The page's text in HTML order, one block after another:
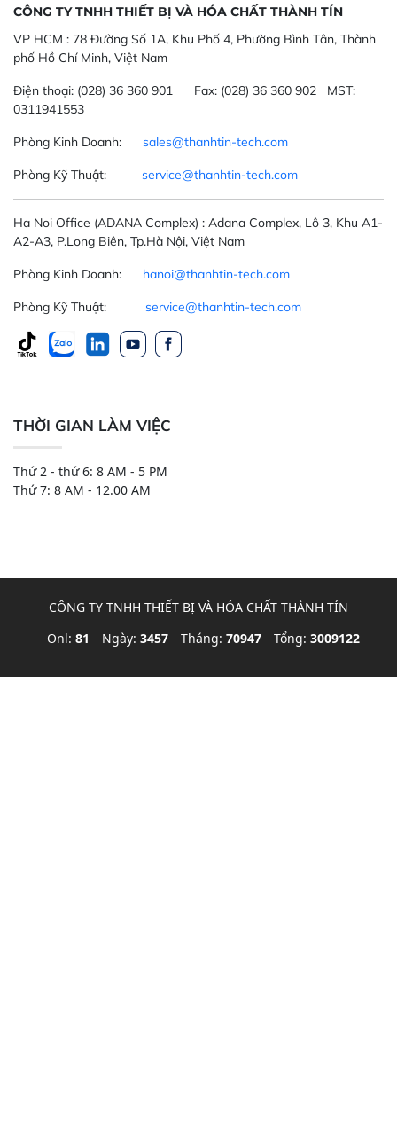
CÔNG TY TNHH THIẾT BỊ VÀ HÓA CHẤT THÀNH TÍN
VP HCM : 78 Đường Số 1A, Khu Phố 4, Phường Bình Tân, Thành
phố Hồ Chí Minh, Việt Nam
Điện thoại: (028) 36 360 901 Fax: (028) 36 360 902 MST:
0311941553
Phòng Kinh Doanh: sales@thanhtin-tech.com
Phòng Kỹ Thuật: service@thanhtin-tech.com
Ha Noi Office (ADANA Complex) : Adana Complex, Lô 3, Khu A1-
A2-A3, P.Long Biên, Tp.Hà Nội, Việt Nam
Phòng Kinh Doanh: hanoi@thanhtin-tech.com
Phòng Kỹ Thuật: service@thanhtin-tech.com
THỜI GIAN LÀM VIỆC
Thứ 2 - thứ 6: 8 AM - 5 PM
Thứ 7: 8 AM - 12.00 AM
CÔNG TY TNHH THIẾT BỊ VÀ HÓA CHẤT THÀNH TÍN
Onl: 81 Ngày: 3457 Tháng: 70947 Tổng: 3009122